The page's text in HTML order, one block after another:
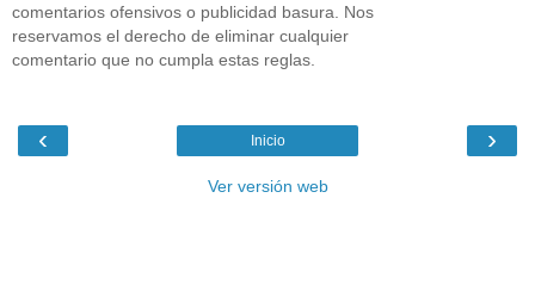
comentarios ofensivos o publicidad basura. Nos
reservamos el derecho de eliminar cualquier
comentario que no cumpla estas reglas.
‹ ›
Inicio
Ver versión web